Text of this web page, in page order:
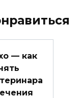
— как